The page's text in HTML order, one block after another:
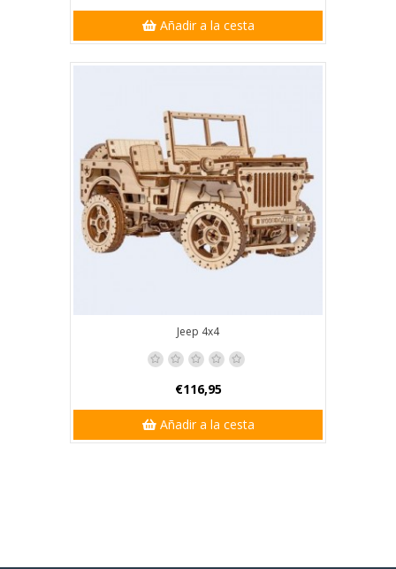
Añadir a la cesta
Jeep 4x4
€116,95
Añadir a la cesta